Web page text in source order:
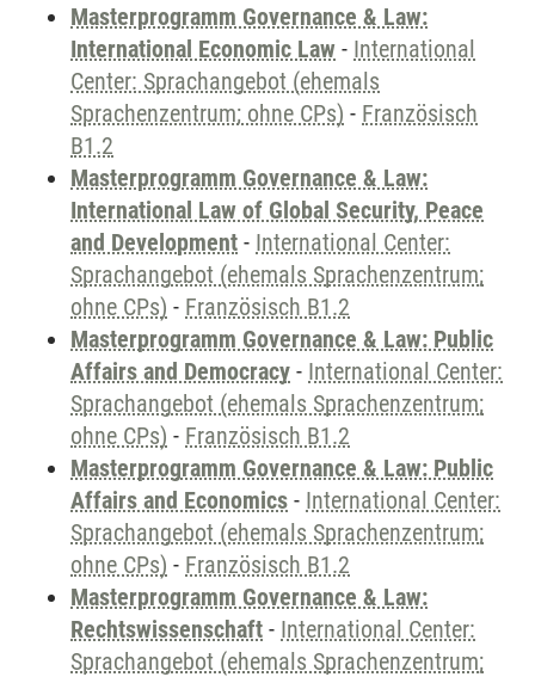
Masterprogramm Governance & Law:
International Economic Law - International
Center: Sprachangebot (ehemals
Sprachenzentrum; ohne CPs) - Französisch
B1.2
Masterprogramm Governance & Law:
International Law of Global Security, Peace
and Development - International Center:
Sprachangebot (ehemals Sprachenzentrum;
ohne CPs) - Französisch B1.2
Masterprogramm Governance & Law: Public
Affairs and Democracy - International Center:
Sprachangebot (ehemals Sprachenzentrum;
ohne CPs) - Französisch B1.2
Masterprogramm Governance & Law: Public
Affairs and Economics - International Center:
Sprachangebot (ehemals Sprachenzentrum;
ohne CPs) - Französisch B1.2
Masterprogramm Governance & Law:
Rechtswissenschaft - International Center:
Sprachangebot (ehemals Sprachenzentrum;